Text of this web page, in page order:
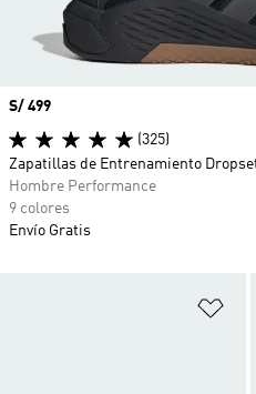
Precio
S/ 499
(325)
Zapatillas de Entrenamiento
Hombre Performance
9 colores
Envío Gratis